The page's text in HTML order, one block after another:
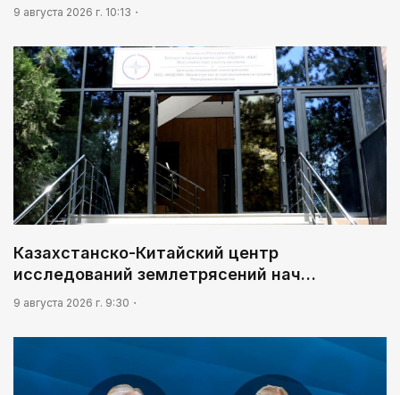
9 августа 2026 г. 10:13
Казахстанско-Китайский центр
исследований землетрясений нач…
9 августа 2026 г. 9:30